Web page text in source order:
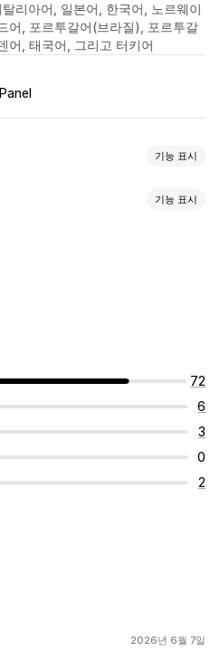
리아어, 일본어, 한국어, 노르웨이
어, 포르투갈어(브라질), 포르투갈
어, 태국어, 그리고 터키어
기능 표시
기능 표시
72
6
3
0
2
2026년 6월 7일